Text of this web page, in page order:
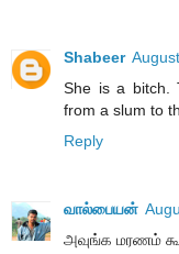
Shabeer
She is a bitch.
from a slum to
Reply
வால்பையன்
அவுங்க மரணம்